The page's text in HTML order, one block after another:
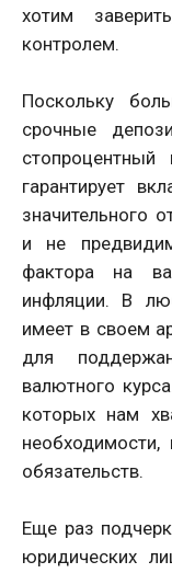
хотим
контролем.
Поскольку
срочные
стопроцентный
гарантирует
значительного
и не
фактора на
инфляции. В
имеет в своем
для
валютного
которых нам
обязательств.
Еще раз
юридических